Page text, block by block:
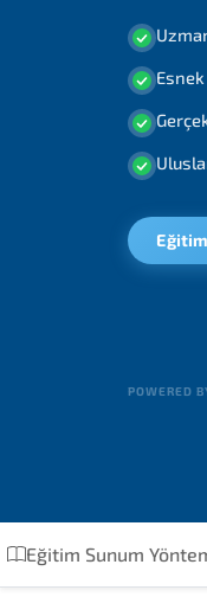
POWERED
Eğitim Sunum